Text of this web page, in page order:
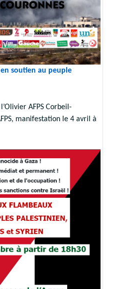
soutien au peuple
AFPS Corbeil-
manifestation le 4 avril à